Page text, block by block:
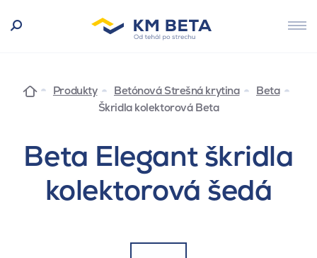
Produkty Betónová Strešná krytina
Beta
Škridla kolektorová Beta
Beta Elegant škridla
kolektorová šedá